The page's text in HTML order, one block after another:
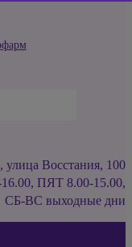
улица Восстания, 100
ПЯТ 8.00-15.00,
СБ-ВС выходные дни